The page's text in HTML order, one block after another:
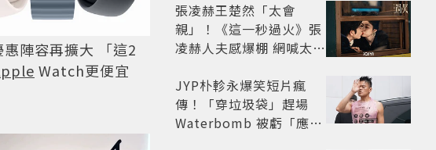
陣容再擴大 「這2
Watch更便宜
張凌赫王楚然「太會
親」！《這一秒過火》張
凌赫人夫感爆棚 網喊太有
JYP朴軫永爆笑短片瘋
傳！「穿垃圾袋」趕場
Waterbomb 被虧「應該